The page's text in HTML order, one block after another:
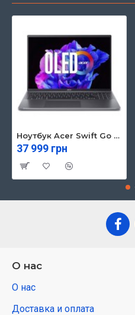
Ноутбук Acer Swift Go 16 SFG16-71 (NX.KVZEU.003)
37 999 грн
О нас
О нас
Доставка и оплата